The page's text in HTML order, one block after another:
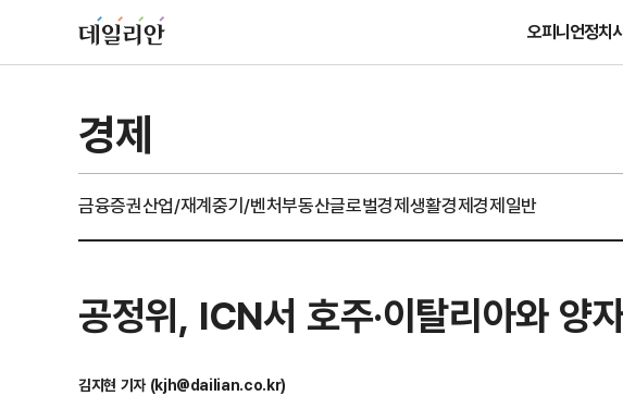
오피니언정치
경제
금융증권산업/재계중기/벤처부동산글로벌경제생활경제경제일반
공정위, ICN서 호주·이탈리아와 양
김지현 기자 (kjh@dailian.co.kr)